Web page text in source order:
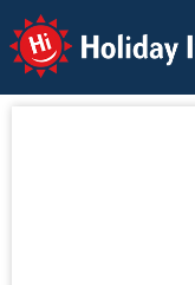
Holiday Info